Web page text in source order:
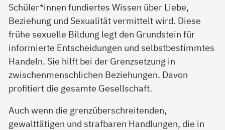
Schüler*innen fundiertes Wissen über Liebe,
Beziehung und Sexualität vermittelt wird. Diese
frühe sexuelle Bildung legt den Grundstein für
informierte Entscheidungen und selbstbestimmtes
Handeln. Sie hilft bei der Grenzsetzung in
zwischenmenschlichen Beziehungen. Davon
profitiert die gesamte Gesellschaft.
Auch wenn die grenzüberschreitenden,
gewalttätigen und strafbaren Handlungen, die in